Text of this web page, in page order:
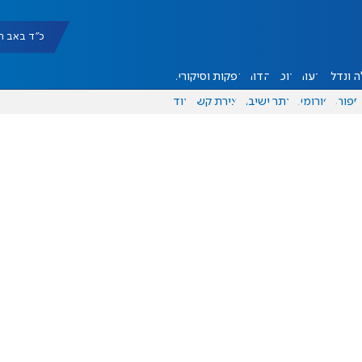
כ"ד באב תשפ"ו
ונדל"ן דעות אוכל יהדות הפקות וסיקורים
ספורט פורומים אתר ישיבה יצירת קשר עוד